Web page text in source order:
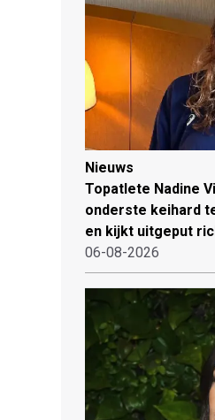
Nieuws
Topatlete Nadine
onderste keihard
en kijkt uitgeput
06-08-2026